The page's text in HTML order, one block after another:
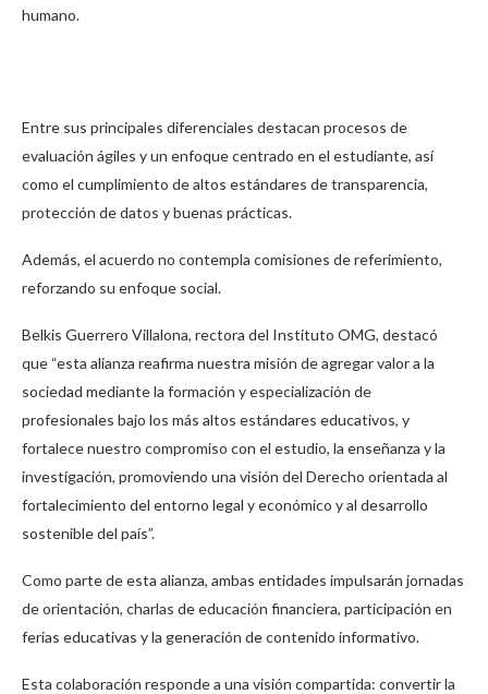
humano.
Entre sus principales diferenciales destacan procesos de
evaluación ágiles y un enfoque centrado en el estudiante, así
como el cumplimiento de altos estándares de transparencia,
protección de datos y buenas prácticas.
Además, el acuerdo no contempla comisiones de referimiento,
reforzando su enfoque social.
Belkis Guerrero Villalona, rectora del Instituto OMG, destacó
que “esta alianza reafirma nuestra misión de agregar valor a la
sociedad mediante la formación y especialización de
profesionales bajo los más altos estándares educativos, y
fortalece nuestro compromiso con el estudio, la enseñanza y la
investigación, promoviendo una visión del Derecho orientada al
fortalecimiento del entorno legal y económico y al desarrollo
sostenible del país”.
Como parte de esta alianza, ambas entidades impulsarán jornadas
de orientación, charlas de educación financiera, participación en
ferias educativas y la generación de contenido informativo.
Esta colaboración responde a una visión compartida: convertir la